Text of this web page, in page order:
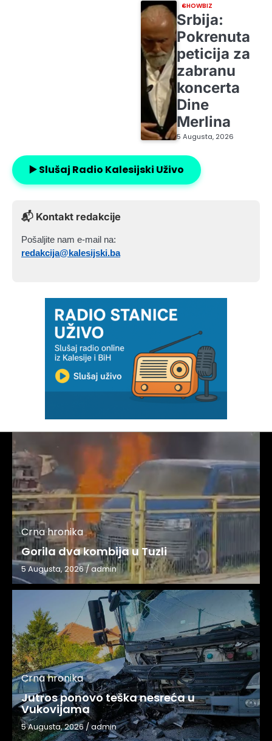
SHOWBIZ
Srbija:
Pokrenuta
peticija za
zabranu
koncerta
Dine
Merlina
5 Augusta, 2026
▶️ Slušaj Radio Kalesijski Uživo
📬 Kontakt redakcije
Pošaljite nam e-mail na:
redakcija@kalesijski.ba
Crna hronika
Gorila dva kombija u Tuzli
5 Augusta, 2026/admin
Crna hronika
Jutros ponovo teška nesreća u
Vukovijama
5 Augusta, 2026/admin